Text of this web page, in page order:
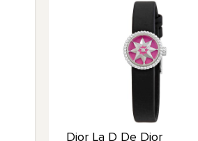
Dior La D De Dior